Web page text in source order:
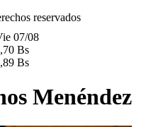
reservados
07/08
Bs
Bs
Menéndez